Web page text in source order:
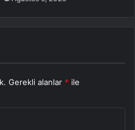
Gerekli alanlar * ile